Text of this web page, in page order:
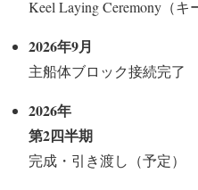
Keel Laying Ceremony（キ
2026年9月
主船体ブロック接続完了
2026年
第2四半期
完成・引き渡し（予定）